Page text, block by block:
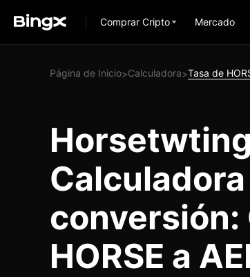
Comprar Cripto Mercado
Página de Inicio>Calculadora>Tasa de
HORSE a